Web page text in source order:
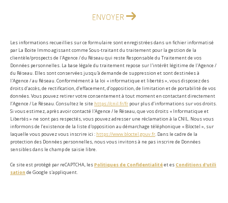
ENVOYER
Les informations recueillies sur ce formulaire sont enregistrées dans un fichier informatisé
par La Boite Immo agissant comme Sous-traitant du traitement pour la gestion de la
clientèle/prospects de l'Agence / du Réseau qui reste Responsable du Traitement de vos
Données personnelles. La base légale du traitement repose sur l'intérêt légitime de l'Agence /
du Réseau. Elles sont conservées jusqu'à demande de suppression et sont destinées à
l'Agence / au Réseau. Conformément à la loi « informatique et libertés », vous disposez des
droits d’accès, de rectification, d’effacement, d’opposition, de limitation et de portabilité de vos
données. Vous pouvez retirer votre consentement à tout moment en contactant directement
l’Agence / Le Réseau. Consultez le site https://cnil.fr/fr pour plus d’informations sur vos droits.
Si vous estimez, après avoir contacté l'Agence / le Réseau, que vos droits « Informatique et
Libertés » ne sont pas respectés, vous pouvez adresser une réclamation à la CNIL. Nous vous
informons de l’existence de la liste d'opposition au démarchage téléphonique « Bloctel », sur
laquelle vous pouvez vous inscrire ici : https://www.bloctel.gouv.fr. Dans le cadre de la
protection des Données personnelles, nous vous invitons à ne pas inscrire de Données
sensibles dans le champ de saisie libre.
Ce site est protégé par reCAPTCHA, lesPolitiques de Confidentialitéet esConditions d'utili
sation de Google s'appliquent.